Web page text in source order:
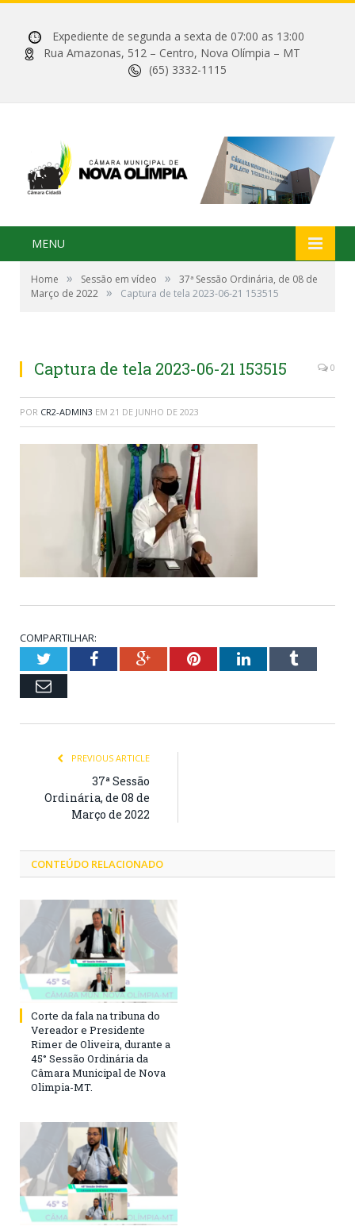
Expediente de segunda a sexta de 07:00 as 13:00
Rua Amazonas, 512 – Centro, Nova Olímpia – MT
(65) 3332-1115
MENU
Home » Sessão em vídeo »
37ª Sessão Ordinária, de 08 de
Março de 2022 » Captura de tela 2023-06-21 153515
Captura de tela 2023-06-21 153515 0
POR CR2-ADMIN3 EM 21 DE JUNHO DE 2023
COMPARTILHAR:
TwitterFacebookGoogle+PinterestLinkedInTumblr
Email
PREVIOUS ARTICLE
37ª Sessão
Ordinária, de 08 de
Março de 2022
CONTEÚDO RELACIONADO
Corte da fala na tribuna do
Vereador e Presidente
Rimer de Oliveira, durante a
45° Sessão Ordinária da
Câmara Municipal de Nova
Olimpia-MT.